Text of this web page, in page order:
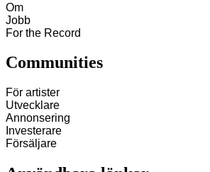
Om
Jobb
For the Record
Communities
För artister
Utvecklare
Annonsering
Investerare
Försäljare